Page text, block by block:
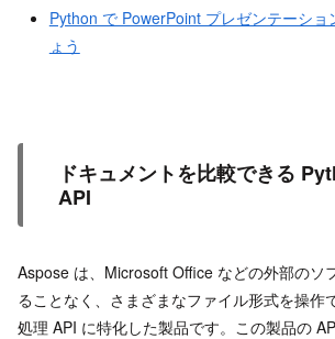
Python で PowerPoint プレゼンテーショ
ょう
ドキュメントを比較できる
API
Aspose は、Microsoft Office などの外部のソ
ることなく、さまざまなファイル形式を操作
処理 API に特化した製品です。この製品の